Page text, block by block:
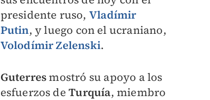
presidente ruso, Vladímir
Putin, y luego con el ucraniano,
Volodímir Zelenski.
Guterresmostró su apoyo a los
esfuerzos deTurquía, miembro